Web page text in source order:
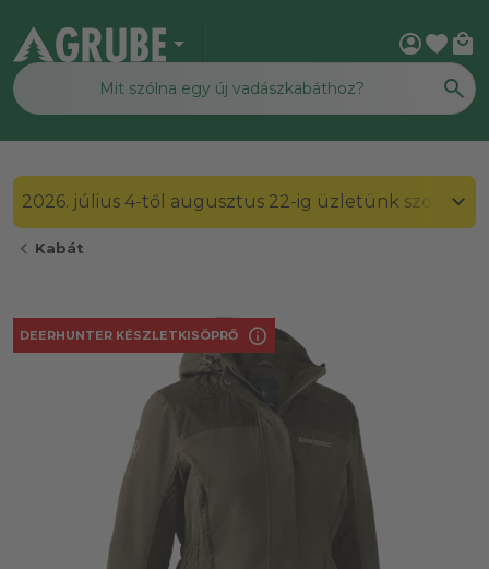
arrow_drop_down account_circlefavorite local_mall
2026. július 4-től augusztus 22-ig üzletünk
chevron_left Kabát
DEERHUNTER KÉSZLETKISÖPRŐ info